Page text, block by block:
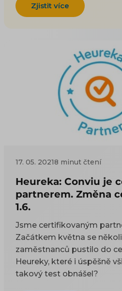
Zjistit více
17. 05. 20218 minut čtení
Heureka: Conviu je
partnerem. Změna
1.6.
Jsme certifikovaným
Začátkem května se
zaměstnanců pustilo do
Heureky, které i úspěšně
takový test obnášel?